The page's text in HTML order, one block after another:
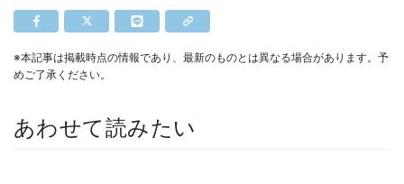
※本記事は掲載時点の情報であり、最新のものとは異なる場合があります。予
めご了承ください。
あわせて読みたい